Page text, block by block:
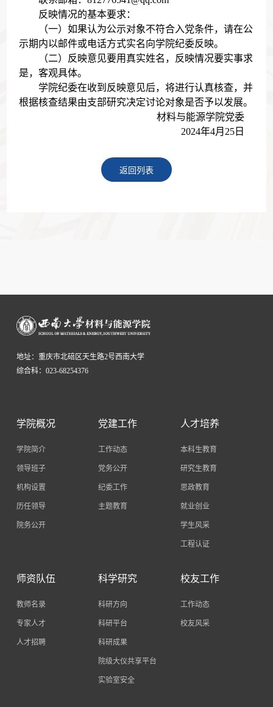
反映情况的基本要求：
（一）如果认为公示对象不符合入党条件，请在公
示期内以邮件或电话方式实名向学院纪委反映。
（二）反映意见要用真实姓名，反映情况要实事求
是，客观具体。
学院纪委在收到反映意见后，将进行认真核查，并
根据核查结果由支部研究决定讨论对象是否予以发展。
材料与能源学院党委
2024年4月25 日
返回列表
地址：重庆市北碚区天生路2号西南大学
综合科：023-68254376
学院概况
学院简介
领导班子
机构设置
历任领导
院务公开
党建工作
工作动态
党务公开
纪委工作
主题教育
人才培养
本科生教育
研究生教育
思政教育
就业创业
学生风采
工程认证
师资队伍
教师名录
专家人才
人才招聘
科学研究
科研方向
科研平台
科研成果
院级大仪共享平台
实验室安全
校友工作
工作动态
校友风采